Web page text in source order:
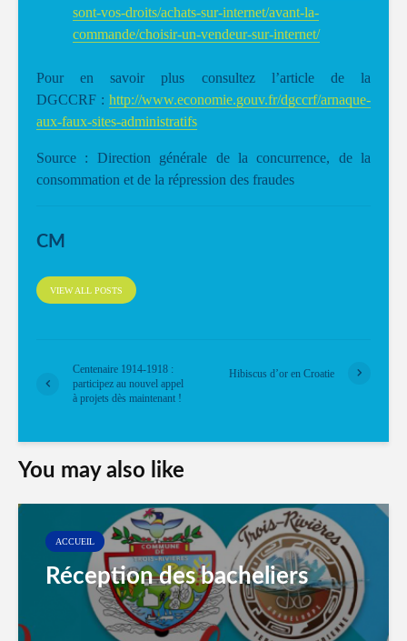
sont-vos-droits/achats-sur-internet/avant-la-
commande/choisir-un-vendeur-sur-internet/
Pour en savoir plus consultez l’article de la
DGCCRF : http://www.economie.gouv.fr/dgccrf/arnaque-
aux-faux-sites-administratifs
Source : Direction générale de la concurrence, de la
consommation et de la répression des fraudes
CM
VIEW ALL POSTS
Centenaire 1914-1918 :
participez au nouvel appel
à projets dès maintenant !
Hibiscus d’or en Croatie
You may also like
ACCUEIL
Réception des bacheliers